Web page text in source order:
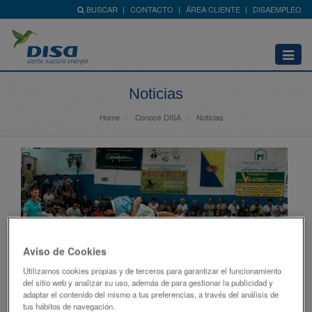
BUSCAR CONTACTO ÁREA CLIENTE DISAEMPLEO
Abrir
menú
Noticias
Home Conoce DISA Noticias
Aviso de Cookies
Utilizamos cookies propias y de terceros para garantizar el funcionamiento
del sitio web y analizar su uso, además de para gestionar la publicidad y
adaptar el contenido del mismo a tus preferencias, a través del análisis de
tus hábitos de navegación.